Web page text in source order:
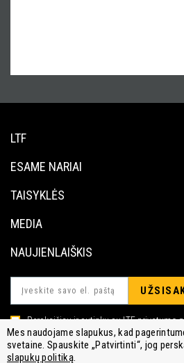
LTF
ESAME NARIAI
TAISYKLĖS
MEDIA
NAUJIENLAIŠKIS
Perskaičiau ir sutinku su LTF privatumo
Mes naudojame slapukus, kad
svetaine. Spauskite „Patvirtinti“, jog
slapukų politiką.